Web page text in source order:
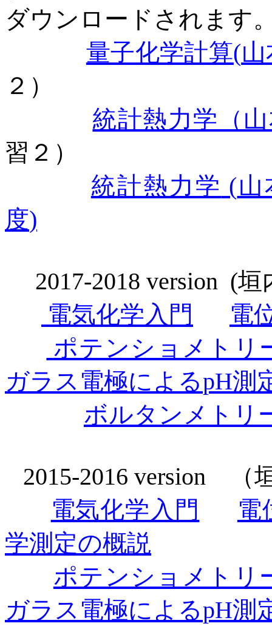
ダウンロードされます
量子化学計算(
２）
統計熱力学（
習２）
統計熱力学 (山
度)
2017-2018 version (垣
電気化学入門
電
ポテンショメトリ
ガラス電極によるpH測
ボルタンメトリ
2015-2016 version （
電気化学入門
電
学測定の概説
ポテンショメトリ
ガラス電極によるpH測